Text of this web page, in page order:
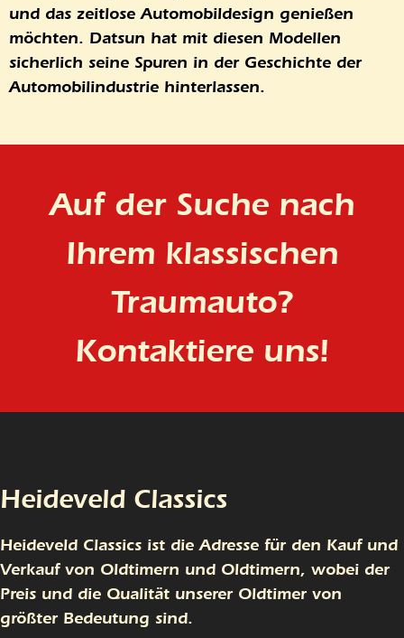
und das zeitlose Automobildesign genießen
möchten. Datsun hat mit diesen Modellen
sicherlich seine Spuren in der Geschichte der
Automobilindustrie hinterlassen.
Auf der Suche nach
Ihrem klassischen
Traumauto?
Kontaktiere uns!
Heideveld Classics
Heideveld Classics ist die Adresse für den Kauf und
Verkauf von Oldtimern und Oldtimern, wobei der
Preis und die Qualität unserer Oldtimer von
größter Bedeutung sind.